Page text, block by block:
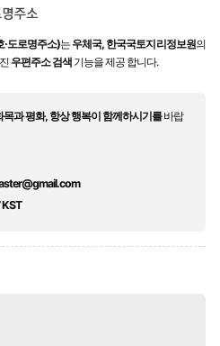
·도로명주소)는 우체국, 한국국토지리정보원의
우편주소 검색 기능을 제공 합니다.
목과 평화, 항상 행복이 함께하시기를바랍